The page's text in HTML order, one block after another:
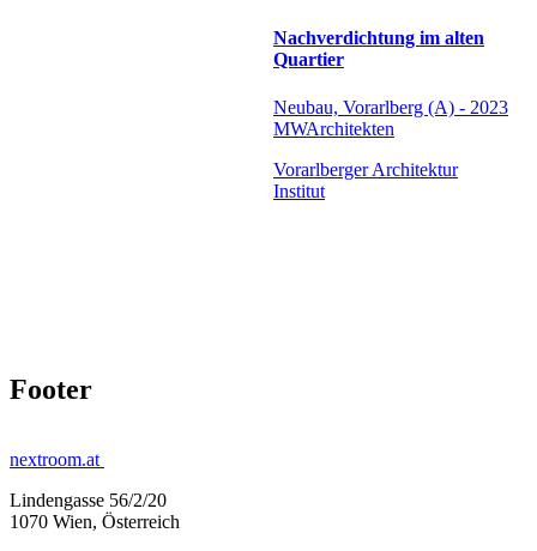
Nachverdichtung im alten
Quartier
Neubau, Vorarlberg (A) - 2023
MWArchitekten
Vorarlberger Architektur
Institut
Footer
nextroom.at
Lindengasse 56/2/20
1070 Wien, Österreich